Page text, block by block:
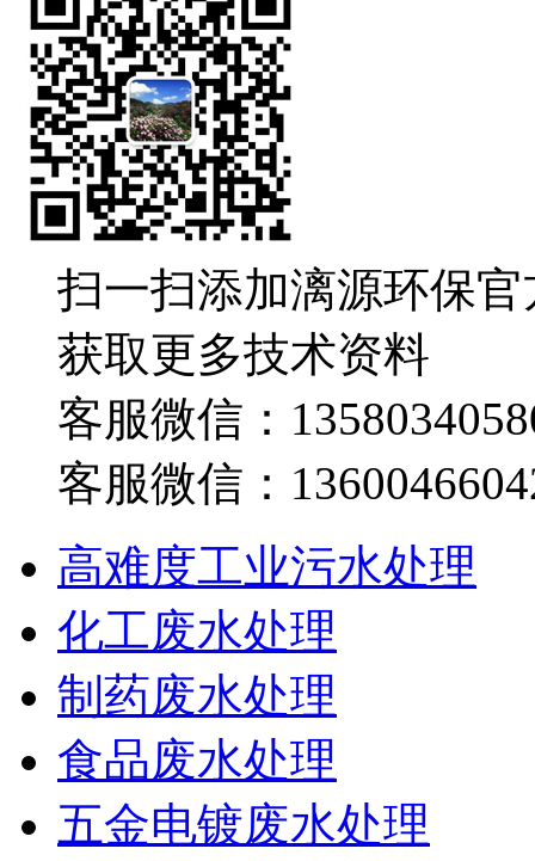
扫一扫添加漓源环保
获取更多技术资料
客服微信：
客服微信：
高难度工业污水处理
化工废水处理
制药废水处理
食品废水处理
五金电镀废水处理